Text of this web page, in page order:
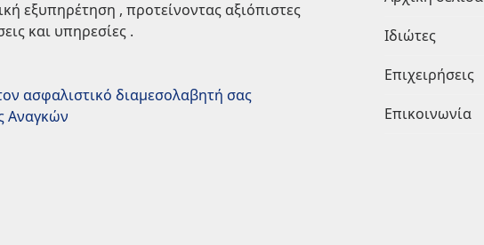
εξυπηρέτηση , προτείνοντας αξιόπιστες
και υπηρεσίες .
ασφαλιστικό διαμεσολαβητή σας
Αναγκών
Ιδιώτες
Επιχειρήσεις
Επικοινωνία